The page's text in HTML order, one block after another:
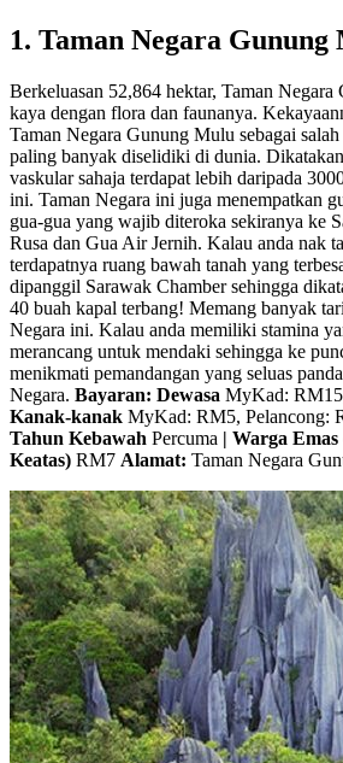
1. Taman Negara Gunung
Berkeluasan 52,864 hektar, Taman
kaya dengan flora dan faunanya.
Taman Negara Gunung Mulu sebagai
paling banyak diselidiki di dunia.
vaskular sahaja terdapat lebih daripada
ini. Taman Negara ini juga menempatkan
gua-gua yang wajib diteroka sekiranya ke
Rusa dan Gua Air Jernih. Kalau anda nak
terdapatnya ruang bawah tanah yang
dipanggil Sarawak Chamber sehingga
40 buah kapal terbang! Memang banyak
Negara ini. Kalau anda memiliki stamina
merancang untuk mendaki sehingga ke
menikmati pemandangan yang seluas
Negara. Bayaran: Dewasa MyKad:
Kanak-kanak MyKad: RM5, Pelancong:
Tahun Kebawah Percuma | Warga
Keatas) RM7 Alamat: Taman Negara